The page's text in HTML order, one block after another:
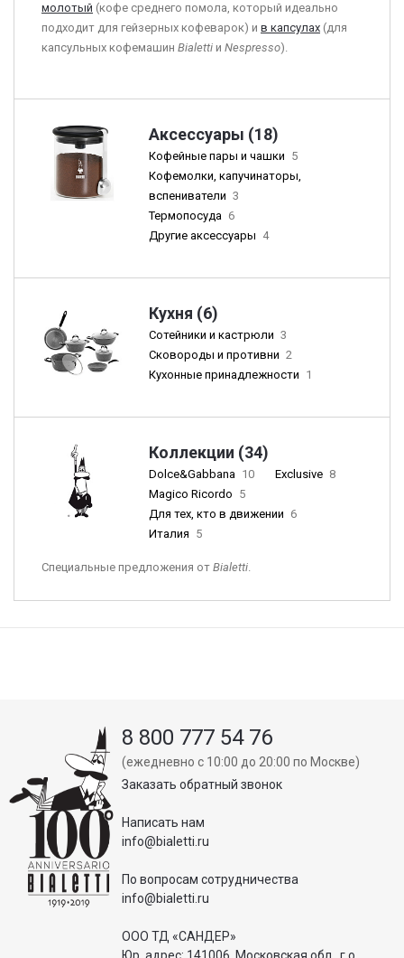
молотый (кофе среднего помола, который идеально
подходит для гейзерных кофеварок) и в капсулах (для
капсульных кофемашин Bialetti и Nespresso).
Аксессуары (18)
Кофейные пары и чашки 5
Кофемолки, капучинаторы,
вспениватели 3
Термопосуда 6
Другие аксессуары 4
Кухня (6)
Сотейники и кастрюли 3
Сковороды и противни 2
Кухонные принадлежности 1
Коллекции (34)
Dolce&Gabbana 10 Exclusive 8
Magico Ricordo 5
Для тех, кто в движении 6
Италия 5
Специальные предложения от Bialetti.
8 800 777 54 76
(ежедневно с 10:00 до 20:00 по Москве)
Заказать обратный звонок
Написать нам
info@bialetti.ru
По вопросам сотрудничества
info@bialetti.ru
ООО ТД «САНДЕР»